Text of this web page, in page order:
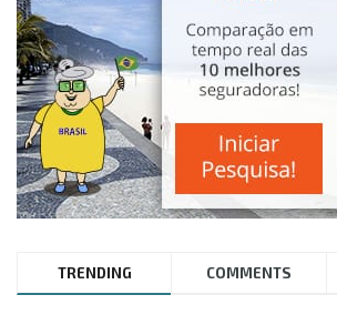
TRENDING COMMENTS